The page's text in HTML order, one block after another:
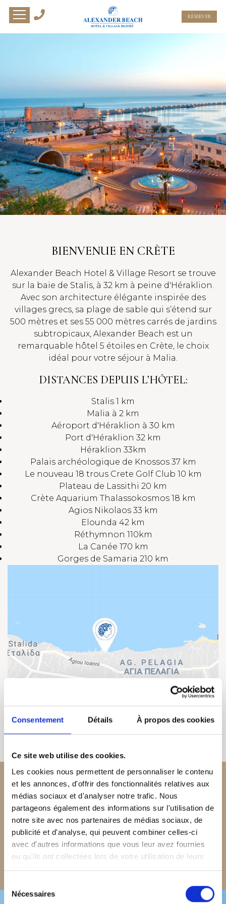
Consentement Détails À propos des cookies
Ce site web utilise des cookies.
Les cookies nous permettent de personnaliser le contenu
et les annonces, d'offrir des fonctionnalités relatives aux
médias sociaux et d'analyser notre trafic. Nous
partageons également des informations sur l'utilisation de
notre site avec nos partenaires de médias sociaux, de
publicité et d'analyse, qui peuvent combiner celles-ci
avec d'autres informations que vous leur avez fournies
ou qu'ils ont collectées lors de votre utilisation de leurs
services.
Nécessaires
RÉSERVER
BIENVENUE EN CRÈTE
Alexander Beach Hotel & Village Resort se trouve
sur la baie de Stalis, à 32 km à peine d'Héraklion.
Avec son architecture élégante inspirée des
villages grecs, sa plage de sable qui s’étend sur
500 mètres et ses 55 000 mètres carrés de jardins
subtropicaux, Alexander Beach est un
remarquable hôtel 5 étoiles en Crète, le choix
idéal pour votre séjour à Malia.
DISTANCES DEPUIS L’HÔTEL:
Stalis 1 km
Malia à 2 km
Aéroport d'Héraklion à 30 km
Port d'Héraklion 32 km
Héraklion 33km
Palais archéologique de Knossos 37 km
Le nouveau 18 trous Crete Golf Club 10 km
Plateau de Lassithi 20 km
Crète Aquarium Thalassokosmos 18 km
Agios Nikolaos 33 km
Elounda 42 km
Réthymnon 110km
La Canée 170 km
Gorges de Samaria 210 km
NOS NOUVELLES
en savoir plus sur Alexander Beach et la destination
Crète
VISITEZ NOTRE BLOG